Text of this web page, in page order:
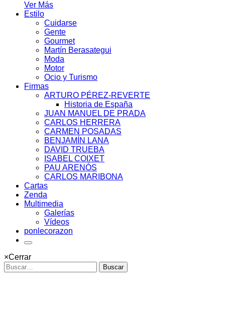
Ver Más
Estilo
Cuidarse
Gente
Gourmet
Martín Berasategui
Moda
Motor
Ocio y Turismo
Firmas
ARTURO PÉREZ-REVERTE
Historia de España
JUAN MANUEL DE PRADA
CARLOS HERRERA
CARMEN POSADAS
BENJAMÍN LANA
DAVID TRUEBA
ISABEL COIXET
PAU ARENÓS
CARLOS MARIBONA
Cartas
Zenda
Multimedia
Galerías
Vídeos
ponlecorazon
×Cerrar
Buscar